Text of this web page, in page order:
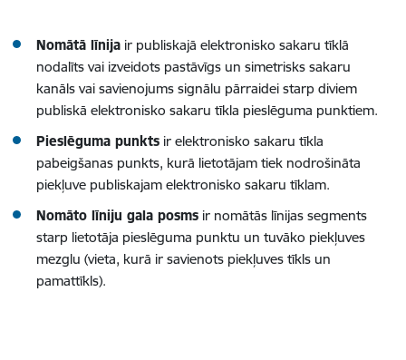
Nomātā līnija ir publiskajā elektronisko sakaru tīklā
nodalīts vai izveidots pastāvīgs un simetrisks sakaru
kanāls vai savienojums signālu pārraidei starp diviem
publiskā elektronisko sakaru tīkla pieslēguma punktiem.
Pieslēguma punkts ir elektronisko sakaru tīkla
pabeigšanas punkts, kurā lietotājam tiek nodrošināta
piekļuve publiskajam elektronisko sakaru tīklam.
Nomāto līniju gala posms ir nomātās līnijas segments
starp lietotāja pieslēguma punktu un tuvāko piekļuves
mezglu (vieta, kurā ir savienots piekļuves tīkls un
pamattīkls).